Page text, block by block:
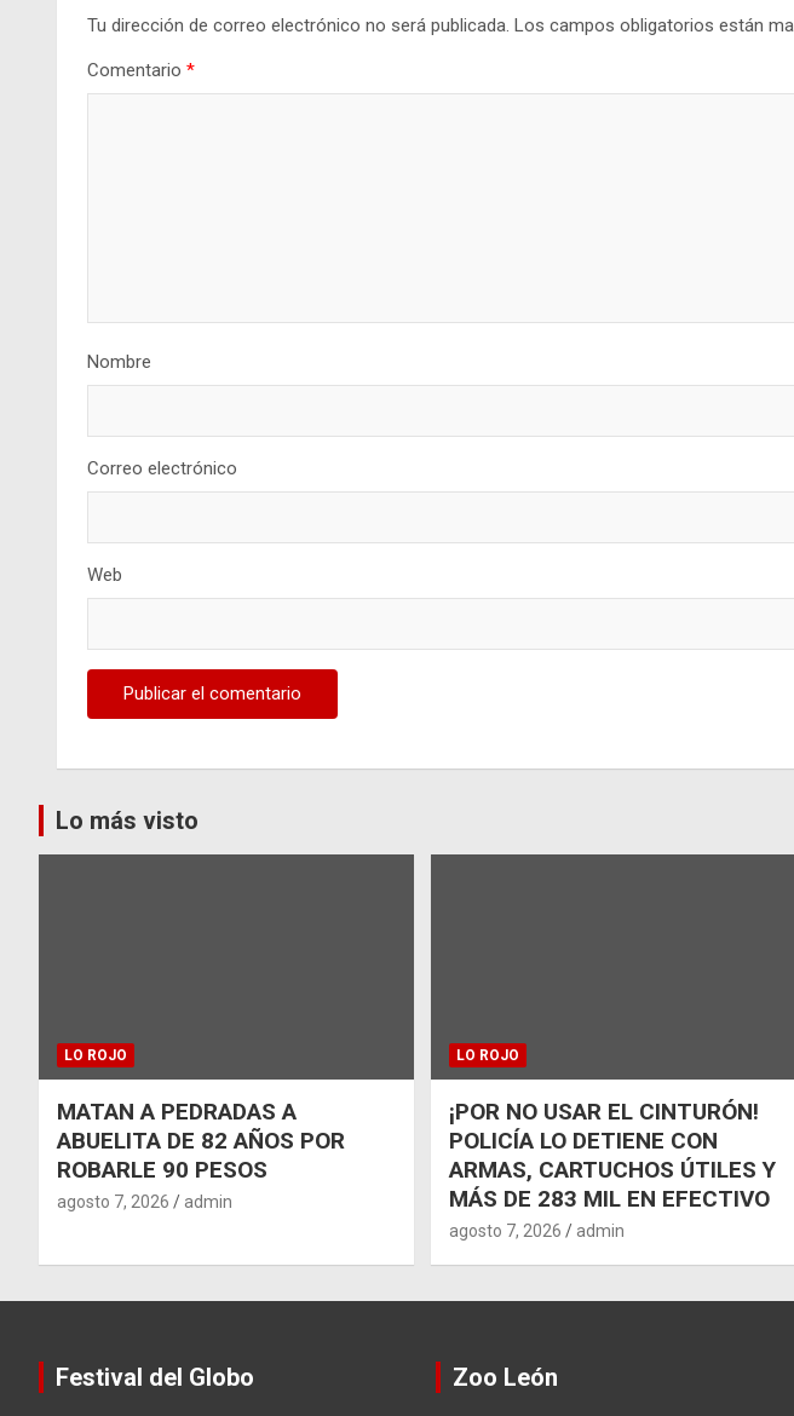
Tu dirección de correo electrónico no será publicada. Los campos obligatorios están
Comentario *
Nombre
Correo electrónico
Web
Lo más visto
LO ROJO
MATAN A PEDRADAS A
ABUELITA DE 82 AÑOS POR
ROBARLE 90 PESOS
agosto 7, 2026 admin
LO ROJO
¡POR NO USAR EL CINTURÓN!
POLICÍA LO DETIENE CON
ARMAS, CARTUCHOS ÚTILES Y
MÁS DE 283 MIL EN EFECTIVO
agosto 7, 2026 admin
Festival del Globo Zoo León